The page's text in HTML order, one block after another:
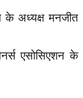
के अध्यक्ष मनजीत
एसोसिएशन के